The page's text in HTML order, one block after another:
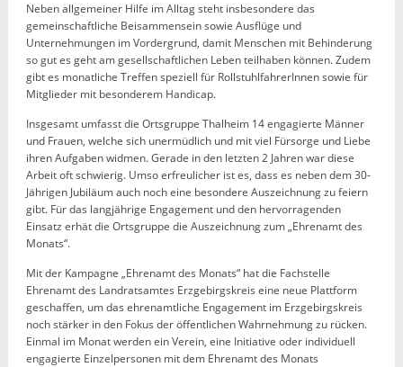
Neben allgemeiner Hilfe im Alltag steht insbesondere das
gemeinschaftliche Beisammensein sowie Ausflüge und
Unternehmungen im Vordergrund, damit Menschen mit Behinderung
so gut es geht am gesellschaftlichen Leben teilhaben können. Zudem
gibt es monatliche Treffen speziell für RollstuhlfahrerInnen sowie für
Mitglieder mit besonderem Handicap.
Insgesamt umfasst die Ortsgruppe Thalheim 14 engagierte Männer
und Frauen, welche sich unermüdlich und mit viel Fürsorge und Liebe
ihren Aufgaben widmen. Gerade in den letzten 2 Jahren war diese
Arbeit oft schwierig. Umso erfreulicher ist es, dass es neben dem 30-
Jährigen Jubiläum auch noch eine besondere Auszeichnung zu feiern
gibt. Für das langjährige Engagement und den hervorragenden
Einsatz erhät die Ortsgruppe die Auszeichnung zum „Ehrenamt des
Monats“.
Mit der Kampagne „Ehrenamt des Monats“ hat die Fachstelle
Ehrenamt des Landratsamtes Erzgebirgskreis eine neue Plattform
geschaffen, um das ehrenamtliche Engagement im Erzgebirgskreis
noch stärker in den Fokus der öffentlichen Wahrnehmung zu rücken.
Einmal im Monat werden ein Verein, eine Initiative oder individuell
engagierte Einzelpersonen mit dem Ehrenamt des Monats